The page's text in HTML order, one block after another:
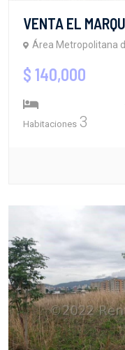
VENTA EL
Área Metropolitana
$ 140,000
Habitaciones 3